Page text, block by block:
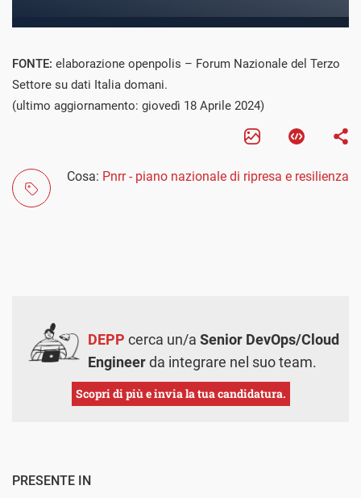
FONTE: elaborazione openpolis – Forum Nazionale del Terzo
Settore su dati Italia domani.
(ultimo aggiornamento: giovedì 18 Aprile 2024)
Cosa: Pnrr - piano nazionale di ripresa e resilienza
DEPP cerca un/a Senior DevOps/Cloud
Engineerda integrare nel suo team.
Scopri di più e invia la tua candidatura.
PRESENTE IN